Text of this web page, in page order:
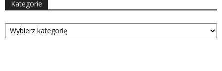
Kategorie
Kategorie